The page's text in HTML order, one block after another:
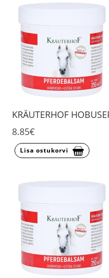
KRÄUTERHOF
8.85€
Lisa ostukorvi